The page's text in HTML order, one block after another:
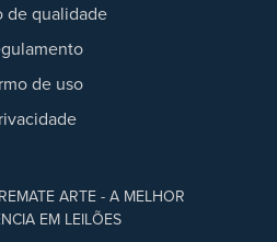
de qualidade
de uso
ARTE - A MELHOR
EM LEILÕES